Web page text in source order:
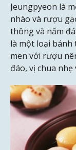
Jeungpyeon là
nhào và rượu
thông và nấm
là một loại bánh
men với rượu
đáo, vị chua nhẹ